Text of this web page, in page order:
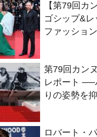
【第79回カ
ゴシップ&レ
ファッショ
第79回カン
レポート ──
りの姿勢を
ロバート・